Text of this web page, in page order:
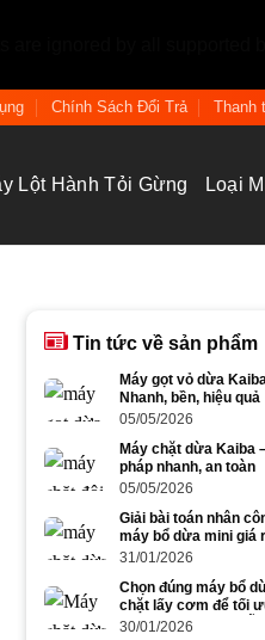
Chính Sách Đổi Trả Thanh
Lột Hành Tỏi Gừng Loại
Tin tức về sản phẩm
Máy gọt vỏ dừa
Nhanh, bền, hiệu quả
05/05/2026
Máy chặt dừa Kaiba
pháp nhanh, an toàn
05/05/2026
Giải bài toán nhân
máy bổ dừa mini giá
dừa to và dừa nhỏ
31/01/2026
Chọn đúng máy bổ
chặt lấy cơm để tối
phí và năng suất mỗi
30/01/2026